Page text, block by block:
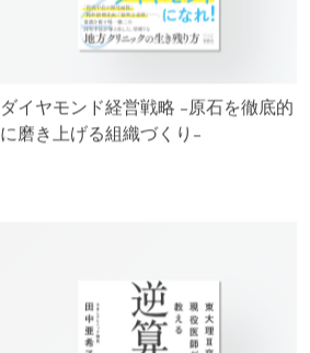
ダイヤモンド経営戦略 -原石を徹底的
に磨き上げる組織づくり-